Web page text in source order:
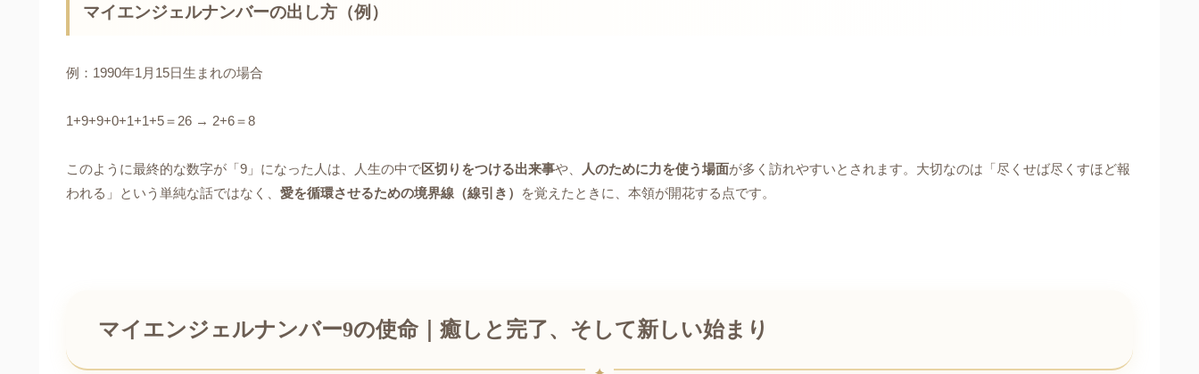
マイエンジェルナンバーの出し方（例）
例：1990年1月15日生まれの場合
1+9+9+0+1+1+5＝26 → 2+6＝8
このように最終的な数字が「9」になった人は、人生の中で区切りをつける出来事や、 人のために力を使う場面が多く訪れやすいとされます。大切なのは「尽くせば尽くすほど報
われる」という単純な話ではなく、 愛を循環させるための境界線（線引き） を覚えたときに、本領が開花する点です。
マイエンジェルナンバー9の使命｜癒しと完了、そして新しい始まり